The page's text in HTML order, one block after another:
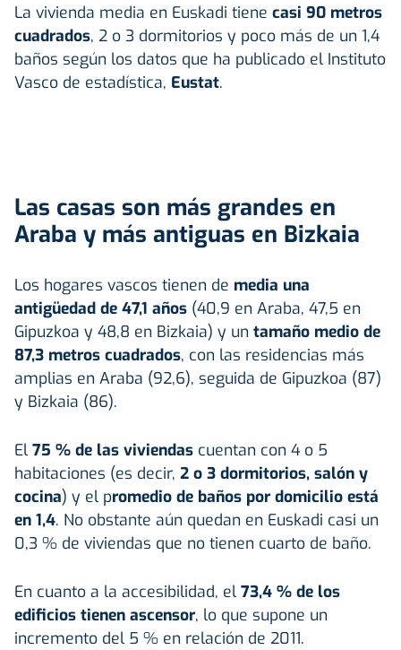
La vivienda media en Euskadi tiene casi 90 metros
cuadrados, 2 o 3 dormitorios y poco más de un 1,4
baños según los datos que ha publicado el Instituto
Vasco de estadística, Eustat.
Las casas son más grandes en
Araba y más antiguas en Bizkaia
Los hogares vascos tienen de media una
antigüedad de 47,1 años (40,9 en Araba, 47,5 en
Gipuzkoa y 48,8 en Bizkaia) y un tamaño medio de
87,3 metros cuadrados, con las residencias más
amplias en Araba (92,6), seguida de Gipuzkoa (87)
y Bizkaia (86).
El 75 % de las viviendas cuentan con 4 o 5
habitaciones (es decir, 2 o 3 dormitorios, salón y
cocina) y el promedio de baños por domicilio está
en 1,4. No obstante aún quedan en Euskadi casi un
0,3 % de viviendas que no tienen cuarto de baño.
En cuanto a la accesibilidad, el 73,4 % de los
edificios tienen ascensor, lo que supone un
incremento del 5 % en relación de 2011.